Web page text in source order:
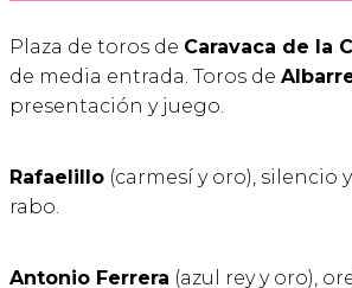
Plaza de toros de Caravaca de la
de media entrada. Toros de
presentación y juego.
Rafaelillo (carmesí y oro), silencio
rabo.
Antonio Ferrera (azul rey y oro),